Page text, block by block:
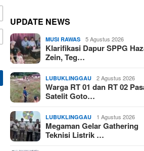
UPDATE NEWS
MUSI RAWAS 5 Agustus 2026
Klarifikasi Dapur SPPG
Zein, Teg…
LUBUKLINGGAU 2 Agustus 2026
Warga RT 01 dan RT 02
Satelit Goto…
LUBUKLINGGAU 1 Agustus 2026
Megaman Gelar Gathering
Teknisi Listrik …